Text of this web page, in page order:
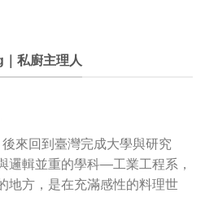
私廚主理人
來回到臺灣完成大學與研究
邏輯並重的學科—工業工程系，
地方，是在充滿感性的料理世